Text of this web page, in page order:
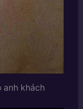
anh khách